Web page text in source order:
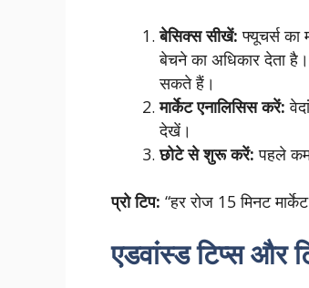
बेसिक्स सीखें: फ्यूचर्स
बेचने का अधिकार देता
सकते हैं।
मार्केट एनालिसिस करें:
देखें।
छोटे से शुरू करें: पहले
प्रो टिप: “हर रोज 15 मिनट
एडवांस्ड टिप्स और